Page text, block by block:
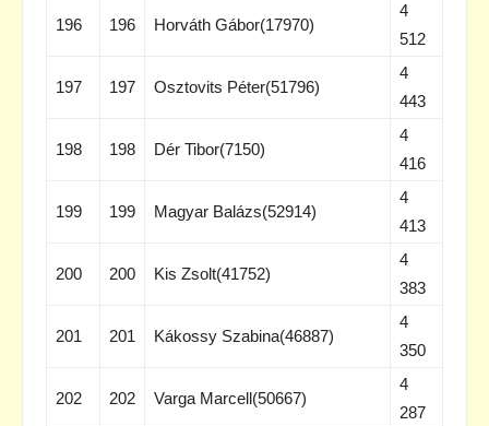
196 196 Horváth Gábor(17970)
4
512
197 197 Osztovits Péter(51796)
4
443
198 198 Dér Tibor(7150)
4
416
199 199 Magyar Balázs(52914)
4
413
200 200 Kis Zsolt(41752)
4
383
201 201 Kákossy Szabina(46887)
4
350
202 202 Varga Marcell(50667)
4
287